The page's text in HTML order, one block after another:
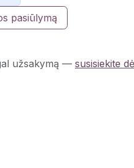
pasiūlymą
užsakymą — susisiekite